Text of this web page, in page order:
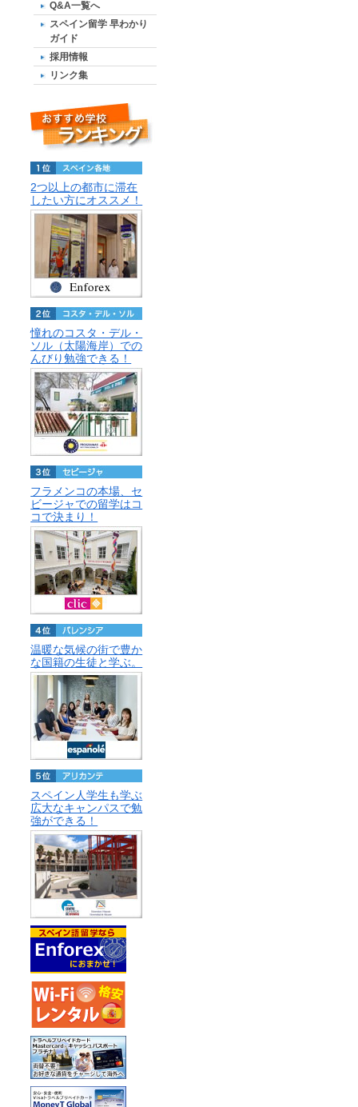
Q&A一覧へ
スペイン留学 早わかり
ガイド
採用情報
リンク集
2つ以上の都市に滞在
したい方にオススメ！
憧れのコスタ・デル・
ソル（太陽海岸）での
んびり勉強できる！
フラメンコの本場、セ
ビージャでの留学はコ
コで決まり！
温暖な気候の街で豊か
な国籍の生徒と学ぶ。
スペイン人学生も学ぶ
広大なキャンパスで勉
強ができる！